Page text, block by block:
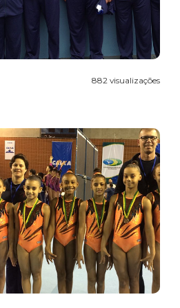
882 visualizações